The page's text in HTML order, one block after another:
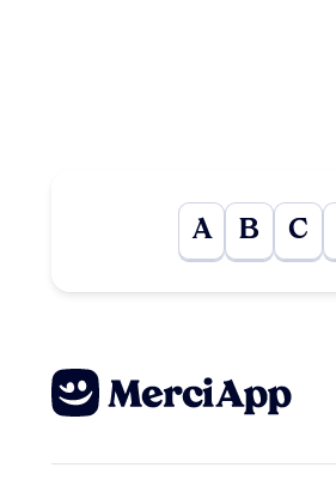
A B C